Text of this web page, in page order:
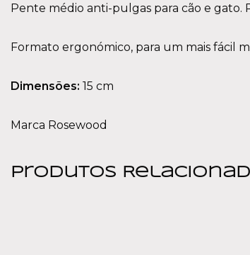
Pente médio anti-pulgas para cão e gato.
Formato ergonómico, para um mais fácil
Dimensões: 15 cm
Marca Rosewood
Produtos